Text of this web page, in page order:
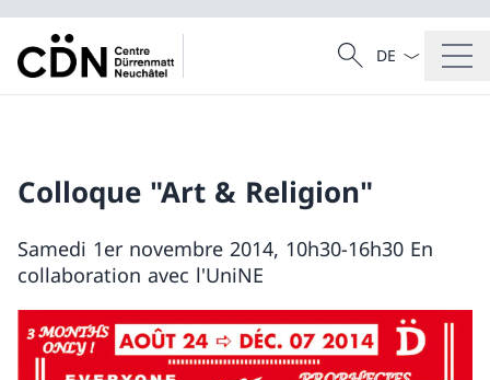
Suche
Suche
Sprach
Colloque "Art & Religion"
Samedi 1er novembre 2014, 10h30-16h30 En
collaboration avec l'UniNE